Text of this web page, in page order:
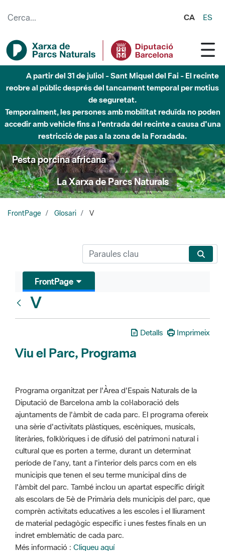
CA ES
A partir del 31 de juliol - Sant Miquel del Fai - El recinte
reobre al públic després del tancament temporal per motius
de seguretat.
Temporalment, les persones amb mobilitat reduïda no poden
accedir amb vehicle fins a l'entrada del recinte a causa d'una
restricció de pas a la zona de la Foradada.
Pesta porcina africana
La Xarxa de Parcs Naturals
FrontPage Glosari V
FrontPage
V
Detalls Imprimeix
Viu el Parc, Programa
Programa organitzat per l'Àrea d'Espais Naturals de la
Diputació de Barcelona amb la col·laboració dels
ajuntaments de l'àmbit de cada parc. El programa ofereix
una sèrie d'activitats plàstiques, escèniques, musicals,
literàries, folklòriques i de difusió del patrimoni natural i
cultural que es porten a terme, durant un determinat
període de l'any, tant a l'interior dels parcs com en els
municipis que tenen el seu terme municipal dins de
l'àmbit del parc. També inclou un apartat específic dirigit
als escolars de 5è de Primària dels municipis del parc, que
comprèn activitats educatives a les escoles i el lliurament
de material pedagògic específic i unes festes finals en un
indret emblemàtic de cada parc.
Més informació : Cliqueu aquí